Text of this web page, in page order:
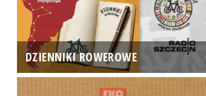
DZIENNIKI ROWEROWE